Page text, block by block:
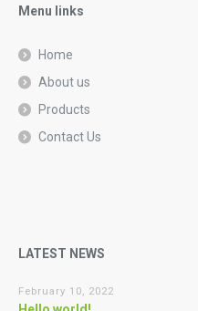
Menu links
Home
About us
Products
Contact Us
LATEST NEWS
February 10, 2022